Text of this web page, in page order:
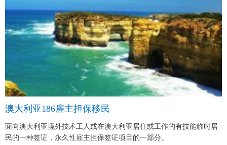
澳大利亚186雇主担保移民
面向澳大利亚境外技术工人或在澳大利亚居住或工作的有技能临时居
民的一种签证，永久性雇主担保签证项目的一部分。